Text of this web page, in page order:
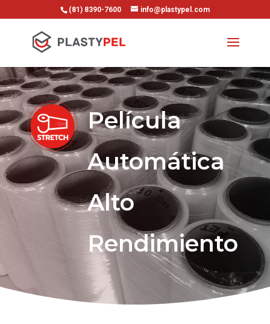
(81) 8390-7600 info@plastypel.com
Película
Automática
Alto
Rendimiento